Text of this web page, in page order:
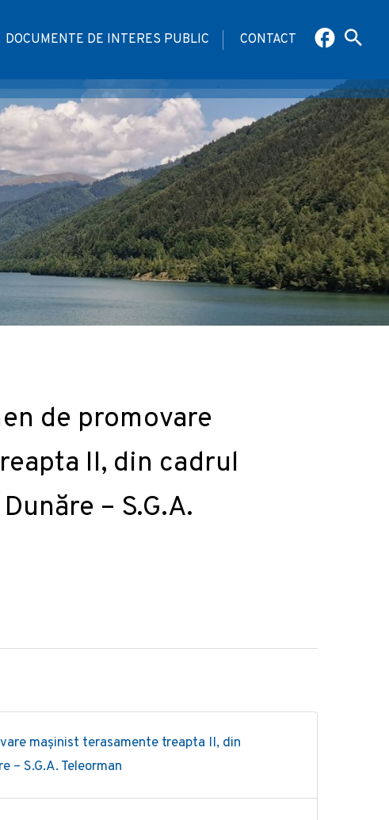
DOCUMENTE DE INTERES PUBLIC CONTACT
de promovare
II, din cadrul
– S.G.A.
mașinist terasamente treapta II, din
– S.G.A. Teleorman